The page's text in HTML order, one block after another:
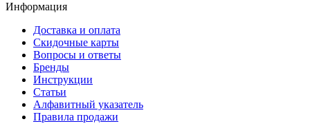
Информация
Доставка и оплата
Скидочные карты
Вопросы и ответы
Бренды
Инструкции
Статьи
Алфавитный указатель
Правила продажи